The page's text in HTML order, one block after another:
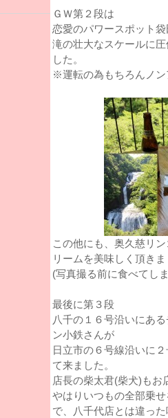
ＧＷ第２段は
恋愛のパワースポット
滝の壮大なスケールに
した。
※運転の為もちろんノ
この他にも、奥久慈リ
リームを美味しく頂き
(写真撮る前に食べてし
最後に第３段
八千の１６号沿いにあ
ン小鉄さんが
日立市の６号線沿いに
て来ました。
店長の柴太君(柴犬)もお
やはりいつもの全部乗
で、八千代店とは違っ